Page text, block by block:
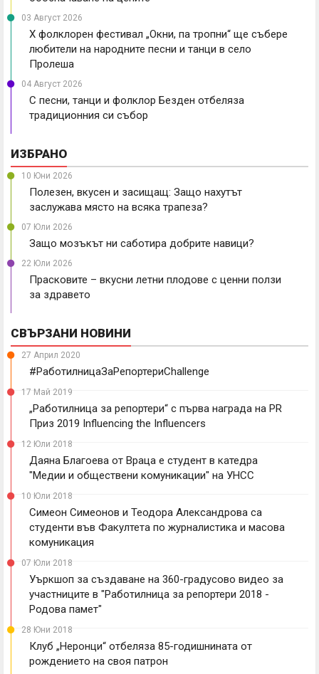
03 Август 2026
X фолклорен фестивал „Окни, па тропни“ ще събере
любители на народните песни и танци в село
Пролеша
04 Август 2026
С песни, танци и фолклор Безден отбеляза
традиционния си събор
ИЗБРАНО
10 Юни 2026
Полезен, вкусен и засищащ: Защо нахутът
заслужава място на всяка трапеза?
07 Юли 2026
Защо мозъкът ни саботира добрите навици?
22 Юли 2026
Прасковите – вкусни летни плодове с ценни ползи
за здравето
СВЪРЗАНИ НОВИНИ
27 Април 2020
#РаботилницаЗаРепортериChallenge
17 Май 2019
„Работилница за репортери“ с първа награда на PR
Приз 2019 Influencing the Influencers
12 Юли 2018
Даяна Благоева от Враца е студент в катедра
"Медии и обществени комуникации" на УНСС
10 Юли 2018
Симеон Симеонов и Теодора Александрова са
студенти във Факултета по журналистика и масова
комуникация
07 Юли 2018
Уъркшоп за създаване на 360-градусово видео за
участниците в "Работилница за репортери 2018 -
Родова памет"
28 Юни 2018
Клуб „Неронци“ отбеляза 85-годишнината от
рождението на своя патрон